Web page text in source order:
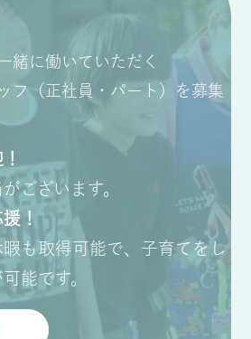
緒に働いていただく
フ（正社員・パート）を募集
ございます。
援！
も取得可能で、子育てをし
能です。